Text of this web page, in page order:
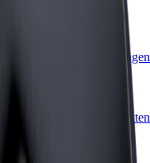
eller butikk
kunder og øk inntjeningen
som flåteeier
din i Bolt og øk inntekten